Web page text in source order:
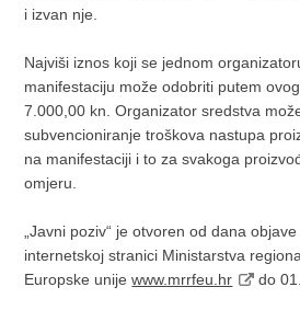
i izvan nje.
Najviši iznos koji se jednom
manifestaciju može odobriti putem
7.000,00 kn. Organizator sredstva
subvencioniranje troškova nastupa
na manifestaciji i to za svakoga
omjeru.
„Javni poziv“ je otvoren od dana
internetskoj stranici Ministarstva
Europske unijewww.mrrfeu.hr do